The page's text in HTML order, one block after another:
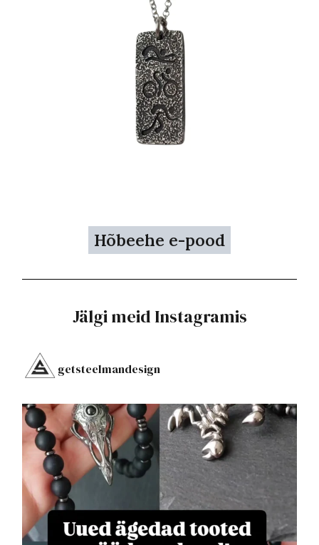
Hõbeehe e-pood
Jälgi meid Instagramis
getsteelmandesign